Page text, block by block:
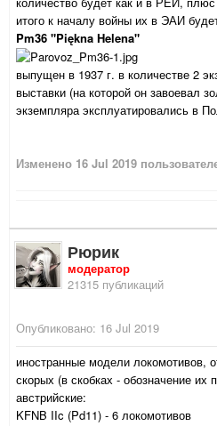
итого к началу войны их в ЭАИ
Pm36 "Piękna Helena"
выпущен в 1937 г. в количестве 2
выставки (на которой он завоевал
экземпляра эксплуатировались в
Изменено 16 Jul 2019
Рюрик
модератор
21315 публикаций
Опубликовано: 16 Jul 2019
иностранные модели локомотивов,
скорых (в скобках - обозначение их
австрийские:
KFNB IIc (Pd11) - 6 локомотивов